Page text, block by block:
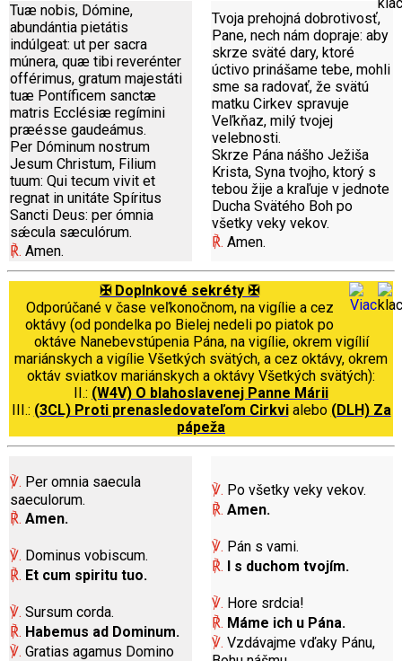
Tuæ nobis, Dómine,
abundántia pietátis
indúlgeat: ut per sacra
múnera, quæ tibi reverénter
offérimus, gratum majestáti
tuæ Pontíficem sanctæ
matris Ecclésiæ regímini
præésse gaudeámus.
Per Dóminum nostrum
Jesum Christum, Filium
tuum: Qui tecum vivit et
regnat in unitáte Spíritus
Sancti Deus: per ómnia
sǽcula sæculórum.
℟. Amen.
Tvoja prehojná dobrotivosť,
Pane, nech nám dopraje: aby
skrze sväté dary, ktoré
úctivo prinášame tebe, mohli
sme sa radovať, že svätú
matku Cirkev spravuje
Veľkňaz, milý tvojej
velebnosti.
Skrze Pána nášho Ježiša
Krista, Syna tvojho, ktorý s
tebou žije a kraľuje v jednote
Ducha Svätého Boh po
všetky veky vekov.
℟. Amen.
✠ Doplnkové sekréty ✠
Odporúčané v čase veľkonočnom, na vigílie a cez
oktávy (od pondelka po Bielej nedeli po piatok po
oktáve Nanebevstúpenia Pána, na vigílie, okrem vigílií
mariánskych a vigílie Všetkých svätých, a cez oktávy, okrem
oktáv sviatkov mariánskych a oktávy Všetkých svätých):
II.: (W4V) O blahoslavenej Panne Márii
III.: (3CL) Proti prenasledovateľom Cirkvialebo (DLH) Za
pápeža
℣. Per omnia saecula
saeculorum.
℟. Amen.
℣. Dominus vobiscum.
℟. Et cum spiritu tuo.
℣. Sursum corda.
℟. Habemus ad Dominum.
℣. Gratias agamus Domino
℣. Po všetky veky vekov.
℟. Amen.
℣. Pán s vami.
℟. I s duchom tvojím.
℣. Hore srdcia!
℟. Máme ich u Pána.
℣. Vzdávajme vďaky Pánu,